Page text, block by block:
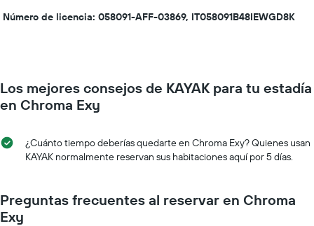
Número de licencia: 058091-AFF-03869, IT058091B48IEWGD8K
Los mejores consejos de KAYAK para tu estadía
en Chroma Exy
¿Cuánto tiempo deberías quedarte en Chroma Exy? Quienes usan
KAYAK normalmente reservan sus habitaciones aquí por 5 días.
Preguntas frecuentes al reservar en Chroma
Exy